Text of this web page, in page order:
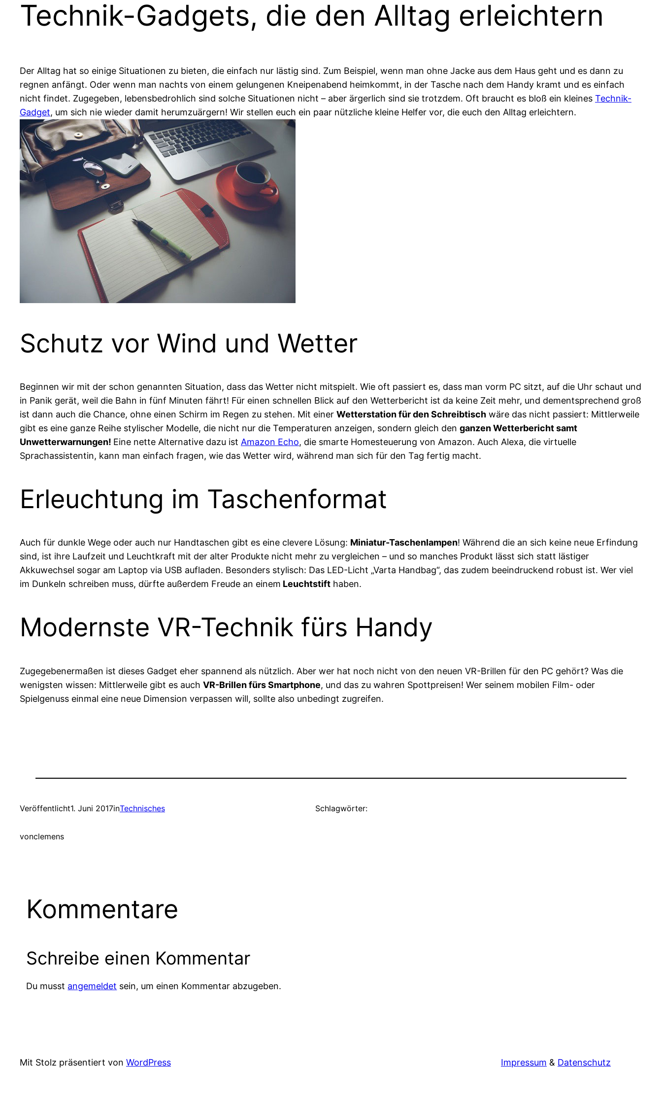
Technik-Gadgets, die den Alltag erleichtern
Der Alltag hat so einige Situationen zu bieten, die einfach nur lästig sind. Zum Beispiel, wenn man ohne Jacke aus dem Haus geht und es dann zu
regnen anfängt. Oder wenn man nachts von einem gelungenen Kneipenabend heimkommt, in der Tasche nach dem Handy kramt und es einfach
nicht findet. Zugegeben, lebensbedrohlich sind solche Situationen nicht – aber ärgerlich sind sie trotzdem. Oft braucht es bloß ein kleines Technik-
Gadget, um sich nie wieder damit herumzuärgern! Wir stellen euch ein paar nützliche kleine Helfer vor, die euch den Alltag erleichtern.
Schutz vor Wind und Wetter
Beginnen wir mit der schon genannten Situation, dass das Wetter nicht mitspielt. Wie oft passiert es, dass man vorm PC sitzt, auf die Uhr schaut und
in Panik gerät, weil die Bahn in fünf Minuten fährt! Für einen schnellen Blick auf den Wetterbericht ist da keine Zeit mehr, und dementsprechend groß
ist dann auch die Chance, ohne einen Schirm im Regen zu stehen. Mit einer Wetterstation für den Schreibtisch wäre das nicht passiert: Mittlerweile
gibt es eine ganze Reihe stylischer Modelle, die nicht nur die Temperaturen anzeigen, sondern gleich den ganzen Wetterbericht samt
Unwetterwarnungen! Eine nette Alternative dazu ist Amazon Echo, die smarte Homesteuerung von Amazon. Auch Alexa, die virtuelle
Sprachassistentin, kann man einfach fragen, wie das Wetter wird, während man sich für den Tag fertig macht.
Erleuchtung im Taschenformat
Auch für dunkle Wege oder auch nur Handtaschen gibt es eine clevere Lösung: Miniatur-Taschenlampen! Während die an sich keine neue Erfindung
sind, ist ihre Laufzeit und Leuchtkraft mit der alter Produkte nicht mehr zu vergleichen – und so manches Produkt lässt sich statt lästiger
Akkuwechsel sogar am Laptop via USB aufladen. Besonders stylisch: Das LED-Licht „Varta Handbag“, das zudem beeindruckend robust ist. Wer viel
im Dunkeln schreiben muss, dürfte außerdem Freude an einem Leuchtstift haben.
Modernste VR-Technik fürs Handy
Zugegebenermaßen ist dieses Gadget eher spannend als nützlich. Aber wer hat noch nicht von den neuen VR-Brillen für den PC gehört? Was die
wenigsten wissen: Mittlerweile gibt es auch VR-Brillen fürs Smartphone, und das zu wahren Spottpreisen! Wer seinem mobilen Film- oder
Spielgenuss einmal eine neue Dimension verpassen will, sollte also unbedingt zugreifen.
Veröffentlicht1. Juni 2017inTechnisches
vonclemens
Schlagwörter:
Kommentare
Schreibe einen Kommentar
Du musst angemeldet sein, um einen Kommentar abzugeben.
Mit Stolz präsentiert von WordPress Impressum & Datenschutz